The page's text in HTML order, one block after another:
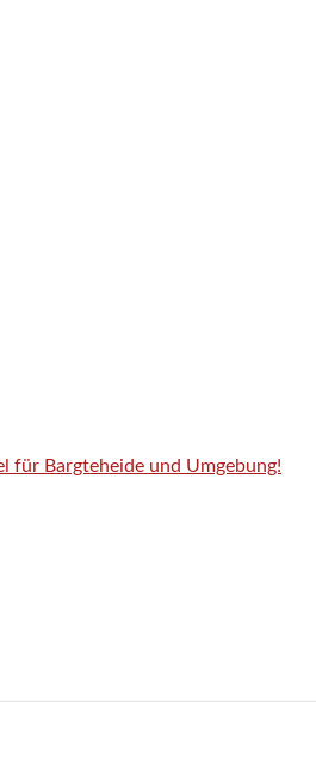
für Bargteheide und Umgebung!